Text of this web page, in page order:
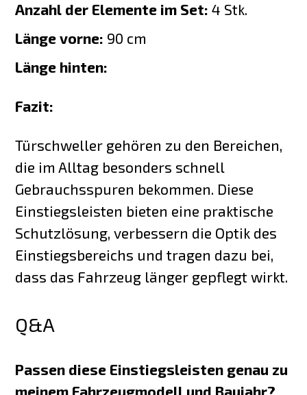
Anzahl der Elemente im Set: 4 Stk.
Länge vorne: 90 cm
Länge hinten:
Fazit:
Türschweller gehören zu den Bereichen,
die im Alltag besonders schnell
Gebrauchsspuren bekommen. Diese
Einstiegsleisten bieten eine praktische
Schutzlösung, verbessern die Optik des
Einstiegsbereichs und tragen dazu bei,
dass das Fahrzeug länger gepflegt wirkt.
Q&A
Passen diese Einstiegsleisten genau zu
meinem Fahrzeugmodell und Baujahr?